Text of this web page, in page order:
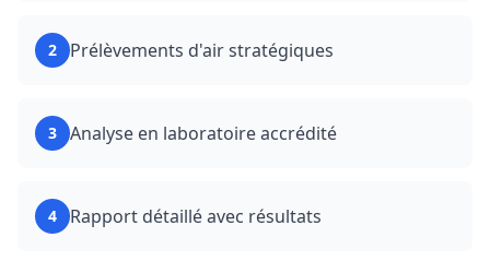
2 Prélèvements d'air stratégiques
3 Analyse en laboratoire accrédité
4 Rapport détaillé avec résultats